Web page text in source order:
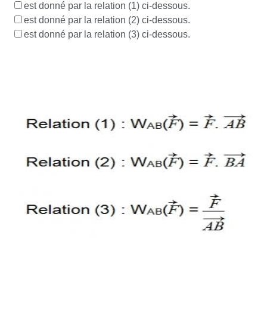
est donné par la relation (1) ci-dessous.
est donné par la relation (2) ci-dessous.
est donné par la relation (3) ci-dessous.